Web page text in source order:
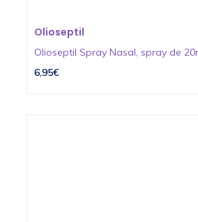
Olioseptil
Olioseptil Spray Nasal, spray de
6,95€